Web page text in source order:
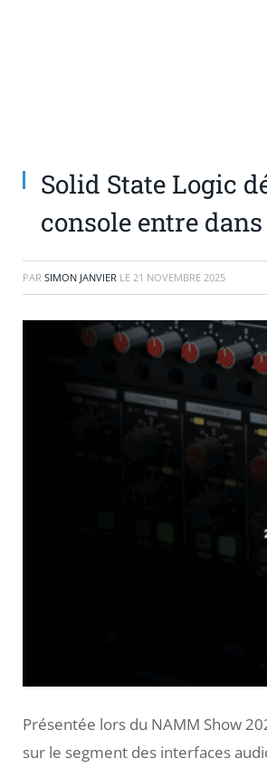
Solid State Logic
console entre
PAR SIMON JANVIER LE 21 NOVEMBRE 2025
Présentée lors du NAMM Show
sur le segment des interfaces